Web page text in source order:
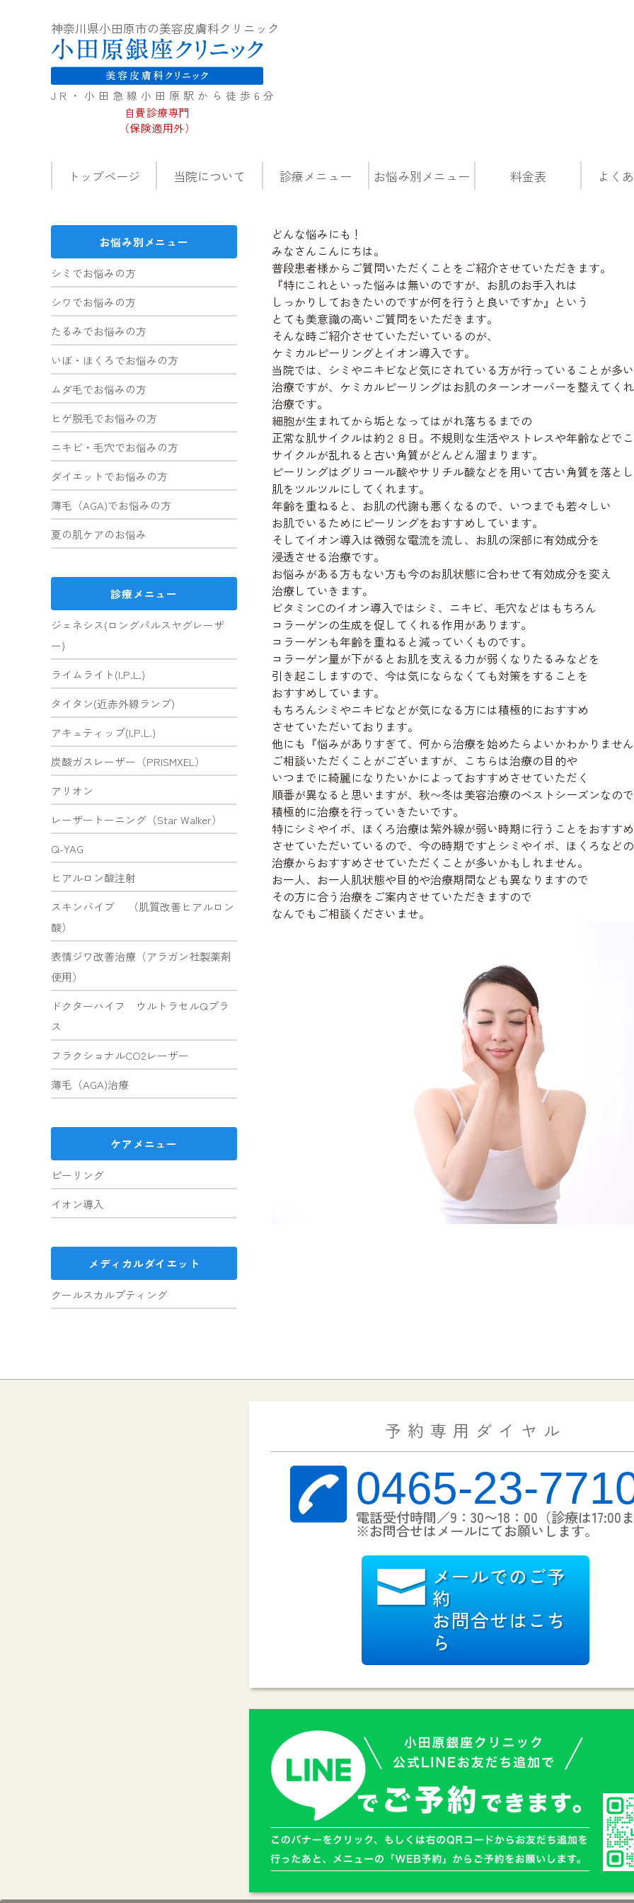
神奈川県小田原市の美容皮膚科クリニック
JR・小田急線小田原駅から徒歩6 分
自費診療専門
（保険適用外）
トップページ 当院について 診療メニュー お悩み別メニュー 料金表 よく
どんな悩みにも！
みなさんこんにちは。
普段患者様からご質問いただくことをご紹介させていただきます。
『特にこれといった悩みは無いのですが、お肌のお手入れは
しっかりしておきたいのですが何を行うと良いですか』という
とても美意識の高いご質問をいただきます。
そんな時ご紹介させていただいているのが、
ケミカルピーリングとイオン導入です。
当院では、シミやニキビなど気にされている方が行っていることが多い
治療ですが、ケミカルピーリングはお肌のターンオーバーを整えてく
治療です。
細胞が生まれてから垢となってはがれ落ちるまでの
正常な肌サイクルは約２８日。不規則な生活やストレスや年齢などで
サイクルが乱れると古い角質がどんどん溜まります。
ピーリングはグリコール酸やサリチル酸などを用いて古い角質を落とし
肌をツルツルにしてくれます。
年齢を重ねると、お肌の代謝も悪くなるので、いつまでも若々しい
お肌でいるためにピーリングをおすすめしています。
そしてイオン導入は微弱な電流を流し、お肌の深部に有効成分を
浸透させる治療です。
お悩みがある方もない方も今のお肌状態に合わせて有効成分を変え
治療していきます。
ビタミンCのイオン導入ではシミ、ニキビ、毛穴などはもちろん
コラーゲンの生成を促してくれる作用があります。
コラーゲンも年齢を重ねると減っていくものです。
コラーゲン量が下がるとお肌を支える力が弱くなりたるみなどを
引き起こしますので、今は気にならなくても対策をすることを
おすすめしています。
もちろんシミやニキビなどが気になる方には積極的におすすめ
させていただいております。
他にも『悩みがありすぎて、何から治療を始めたらよいかわかりませ
ご相談いただくことがございますが、こちらは治療の目的や
いつまでに綺麗になりたいかによっておすすめさせていただく
順番が異なると思いますが、秋〜冬は美容治療のベストシーズンなので
積極的に治療を行っていきたいです。
特にシミやイボ、ほくろ治療は紫外線が弱い時期に行うことをおすすめ
させていただいているので、今の時期ですとシミやイボ、ほくろなどの
治療からおすすめさせていただくことが多いかもしれません。
お一人、お一人肌状態や目的や治療期間なども異なりますので
その方に合う治療をご案内させていただきますので
なんでもご相談くださいませ。
お悩み別メニュー
シミでお悩みの方
シワでお悩みの方
たるみでお悩みの方
いぼ・ほくろでお悩みの方
ムダ毛でお悩みの方
ヒゲ脱毛でお悩みの方
ニキビ・毛穴でお悩みの方
ダイエットでお悩みの方
薄毛（AGA)でお悩みの方
夏の肌ケアのお悩み
診療メニュー
ジェネシス(ロングパルスヤグレーザ
ー)
ライムライト(I.P.L.)
タイタン(近赤外線ランプ)
アキュティップ(I.P.L.)
炭酸ガスレーザー（PRISMXEL）
アリオン
レーザートーニング（Star Walker）
Q-YAG
ヒアルロン酸注射
スキンバイブ （肌質改善ヒアルロン
酸）
表情ジワ改善治療（アラガン社製薬剤
使用）
ドクターハイフ ウルトラセルQプラ
ス
フラクショナルCO2レーザー
薄毛（AGA)治療
ケアメニュー
ピーリング
イオン導入
メディカルダイエット
クールスカルプティング
予約専用ダイヤル
0465-23-
電話受付時間／9：30〜18：00（診療は17:00
※お問合せはメールにてお願いします。
メールでのご予
約
お問合せはこち
ら